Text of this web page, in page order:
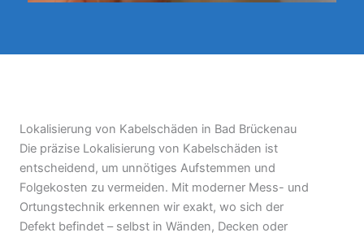
Lokalisierung von Kabelschäden in Bad Brückenau
Die präzise Lokalisierung von Kabelschäden ist
entscheidend, um unnötiges Aufstemmen und
Folgekosten zu vermeiden. Mit moderner Mess- und
Ortungstechnik erkennen wir exakt, wo sich der
Defekt befindet – selbst in Wänden, Decken oder